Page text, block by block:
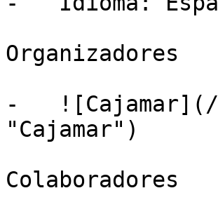
Organizadores
-   ![Cajamar](/
"Cajamar")
Colaboradores